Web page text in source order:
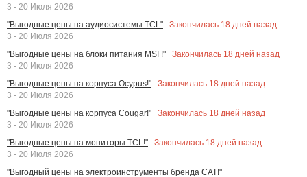
3 - 20 Июля 2026
"Выгодные цены на аудиосистемы TCL"
Закончилась 18 дней назад
3 - 20 Июля 2026
"Выгодные цены на блоки питания MSI !"
Закончилась 18 дней назад
3 - 20 Июля 2026
"Выгодные цены на корпуса Ocypus!"
Закончилась 18 дней назад
3 - 20 Июля 2026
"Выгодные цены на корпуса Cougar!"
Закончилась 18 дней назад
3 - 20 Июля 2026
"Выгодные цены на мониторы TCL!"
Закончилась 18 дней назад
3 - 20 Июля 2026
"Выгодный цены на электроинструменты бренда CAT!"